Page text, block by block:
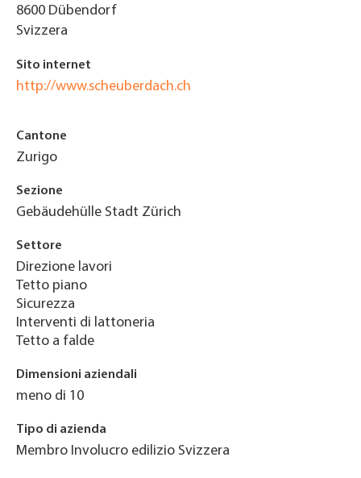
8600 Dübendorf
Svizzera
Sito internet
http://www.scheuberdach.ch
Cantone
Zurigo
Sezione
Gebäudehülle Stadt Zürich
Settore
Direzione lavori
Tetto piano
Sicurezza
Interventi di lattoneria
Tetto a falde
Dimensioni aziendali
meno di 10
Tipo di azienda
Membro Involucro edilizio Svizzera